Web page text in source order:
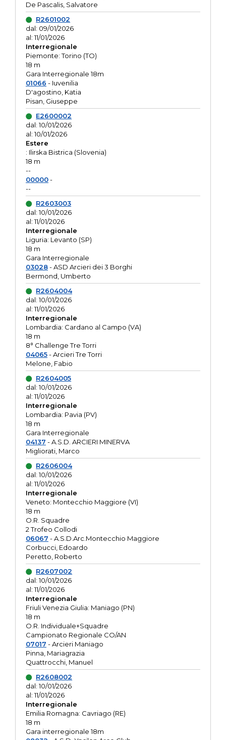
De Pascalis, Salvatore
R2601002
dal: 09/01/2026
al: 11/01/2026
Interregionale
Piemonte: Torino (TO)
18 m
Gara Interregionale 18m
01066 - Iuvenilia
D'agostino, Katia
Pisan, Giuseppe
E2600002
dal: 10/01/2026
al: 10/01/2026
Estere
: Ilirska Bistrica (Slovenia)
18 m
--
00000-
--
R2603003
dal: 10/01/2026
al: 11/01/2026
Interregionale
Liguria: Levanto (SP)
18 m
Gara Interregionale
03028- ASD Arcieri dei 3 Borghi
Bermond, Umberto
R2604004
dal: 10/01/2026
al: 11/01/2026
Interregionale
Lombardia: Cardano al Campo (VA)
18 m
8° Challenge Tre Torri
04065- Arcieri Tre Torri
Melone, Fabio
R2604005
dal: 10/01/2026
al: 11/01/2026
Interregionale
Lombardia: Pavia (PV)
18 m
Gara Interregionale
04137 - A.S.D. ARCIERI MINERVA
Migliorati, Marco
R2606004
dal: 10/01/2026
al: 11/01/2026
Interregionale
Veneto: Montecchio Maggiore (VI)
18 m
O.R. Squadre
2 Trofeo Collodi
06067 - A.S.D.Arc.Montecchio Maggiore
Corbucci, Edoardo
Peretto, Roberto
R2607002
dal: 10/01/2026
al: 11/01/2026
Interregionale
Friuli Venezia Giulia: Maniago (PN)
18 m
O.R. Individuale+Squadre
Campionato Regionale CO/AN
07017 - Arcieri Maniago
Pinna, Mariagrazia
Quattrocchi, Manuel
R2608002
dal: 10/01/2026
al: 11/01/2026
Interregionale
Emilia Romagna: Cavriago (RE)
18 m
Gara interregionale 18m